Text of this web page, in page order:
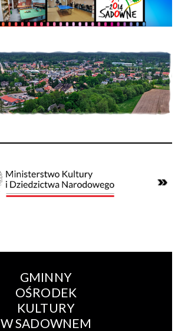
GMINNY
OŚRODEK
KULTURY
W SADOWNEM